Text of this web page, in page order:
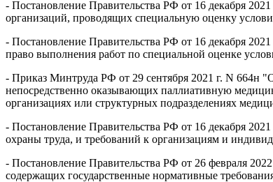
- Постановление Правительства РФ от 16 декабря
организаций, проводящих специальную оценку
- Постановление Правительства РФ от 16 декабря
право выполнения работ по специальной оценке
- Приказ Минтруда РФ от 29 сентября 2021 г. N 664н
непосредственно оказывающих паллиативную
организациях или структурных подразделениях
- Постановление Правительства РФ от 16 декабря
охраны труда, и требований к организациям и
- Постановление Правительства РФ от 26 февраля
содержащих государственные нормативные